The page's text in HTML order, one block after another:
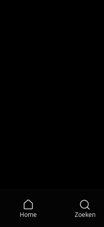
Home Zoeken